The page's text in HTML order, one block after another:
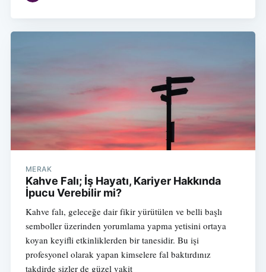
MERAK
Kahve Falı; İş Hayatı, Kariyer Hakkında
İpucu Verebilir mi?
Kahve falı, geleceğe dair fikir yürütülen ve belli başlı
semboller üzerinden yorumlama yapma yetisini ortaya
koyan keyifli etkinliklerden bir tanesidir. Bu işi
profesyonel olarak yapan kimselere fal baktırdınız
takdirde sizler de güzel vakit